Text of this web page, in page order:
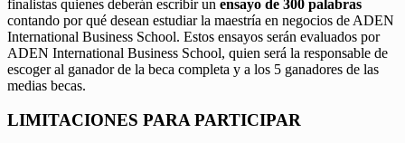
finalistas quienes deberán escribir un ensayo de 300 palabras
contando por qué desean estudiar la maestría en negocios de ADEN
International Business School. Estos ensayos serán evaluados por
ADEN International Business School, quien será la responsable de
escoger al ganador de la beca completa y a los 5 ganadores de las
medias becas.
LIMITACIONES PARA PARTICIPAR